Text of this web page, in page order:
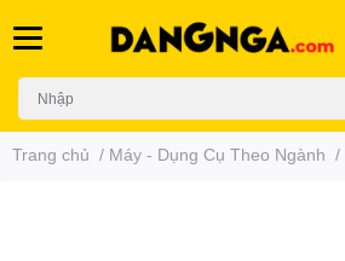
Trang chủ / Máy - Dụng Cụ Theo Ngành /